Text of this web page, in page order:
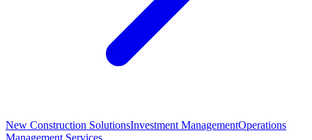
New Construction SolutionsInvestment ManagementOperations
Management Services